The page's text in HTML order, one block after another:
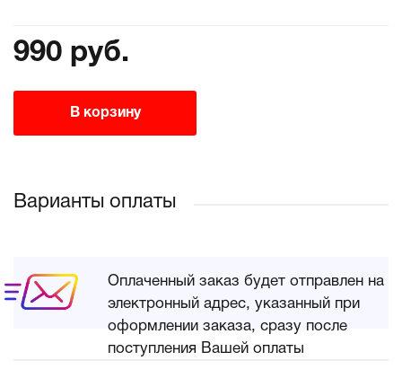
990 руб.
В корзину
Варианты оплаты
Оплаченный заказ будет отправлен на
электронный адрес, указанный при
оформлении заказа, сразу после
поступления Вашей оплаты